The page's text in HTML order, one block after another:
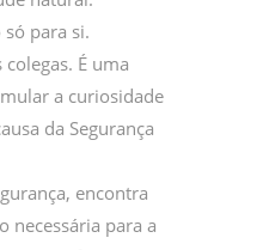
só para si.
É uma
a curiosidade
da Segurança
encontra
necessária para a